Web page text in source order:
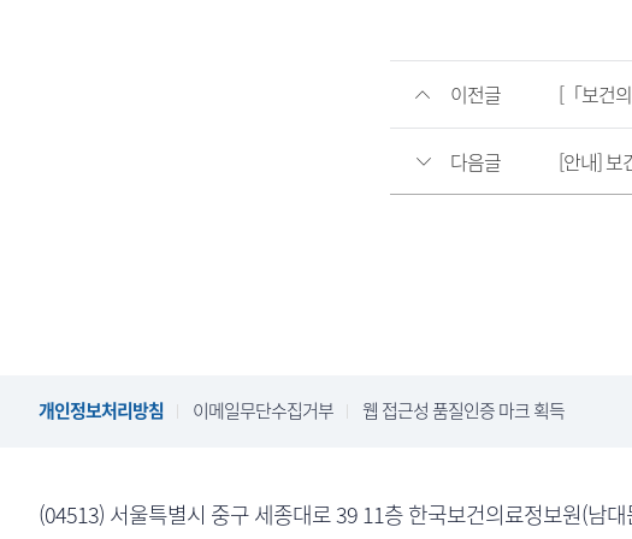
이전글 [「보건
다음글 [안내] 보
개인정보처리방침 이메일무단수집거부 웹 접근성 품질인증 마크 획득
(04513) 서울특별시 중구 세종대로 39 11층 한국보건의료정보원(남